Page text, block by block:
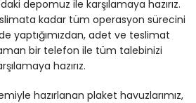
depomuz ile karşılamaya hazırız.
kadar tüm operasyon sürecini
yaptığımızdan, adet ve teslimat
bir telefon ile tüm talebinizi
hazırız.
hazırlanan plaket havuzlarımız,